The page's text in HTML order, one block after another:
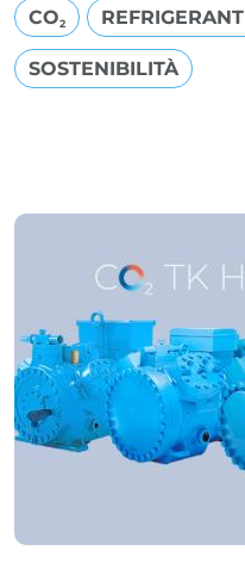
CO2
SOSTENIBILITÀ